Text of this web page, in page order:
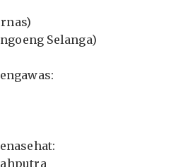
Selanga)